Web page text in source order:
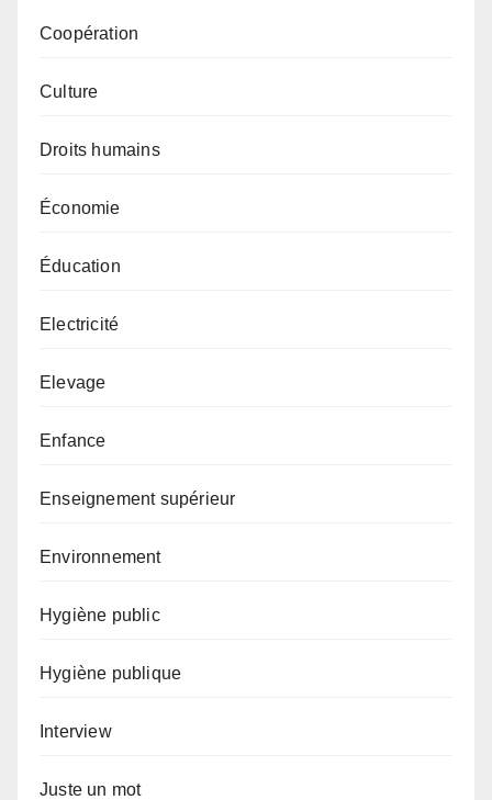
Coopération
Culture
Droits humains
Économie
Éducation
Electricité
Elevage
Enfance
Enseignement supérieur
Environnement
Hygiène public
Hygiène publique
Interview
Juste un mot